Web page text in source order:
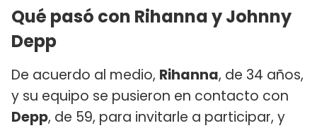
Qué pasó con Rihanna y Johnny
Depp
De acuerdo al medio, Rihanna, de 34 años,
y su equipo se pusieron en contacto con
Depp, de 59, para invitarle a participar, y